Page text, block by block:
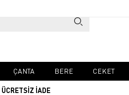
ÇANTA BERE CEKET
ÜCRETSİZ İADE